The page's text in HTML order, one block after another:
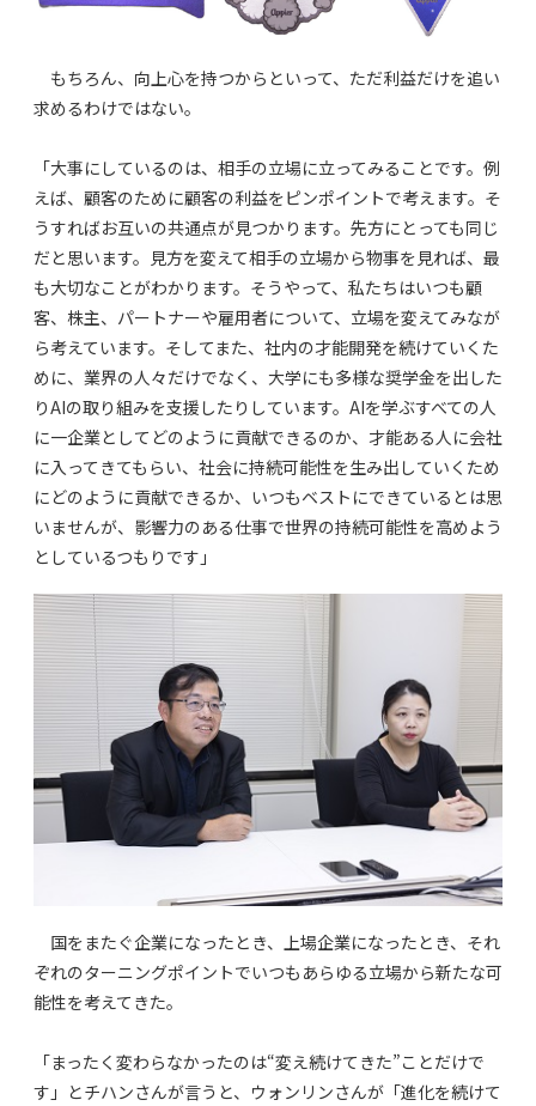
もちろん、向上心を持つからといって、ただ利益だけを追い
求めるわけではない。
「大事にしているのは、相手の立場に立ってみることです。例
えば、顧客のために顧客の利益をピンポイントで考えます。そ
うすればお互いの共通点が見つかります。先方にとっても同じ
だと思います。見方を変えて相手の立場から物事を見れば、最
も大切なことがわかります。そうやって、私たちはいつも顧
客、株主、パートナーや雇用者について、立場を変えてみなが
ら考えています。そしてまた、社内の才能開発を続けていくた
めに、業界の人々だけでなく、大学にも多様な奨学金を出した
りAIの取り組みを支援したりしています。AIを学ぶすべての人
に一企業としてどのように貢献できるのか、才能ある人に会社
に入ってきてもらい、社会に持続可能性を生み出していくため
にどのように貢献できるか、いつもベストにできているとは思
いませんが、影響力のある仕事で世界の持続可能性を高めよう
としているつもりです」
国をまたぐ企業になったとき、上場企業になったとき、それ
ぞれのターニングポイントでいつもあらゆる立場から新たな可
能性を考えてきた。
「まったく変わらなかったのは“変え続けてきた”ことだけで
す」とチハンさんが言うと、ウォンリンさんが「進化を続けて